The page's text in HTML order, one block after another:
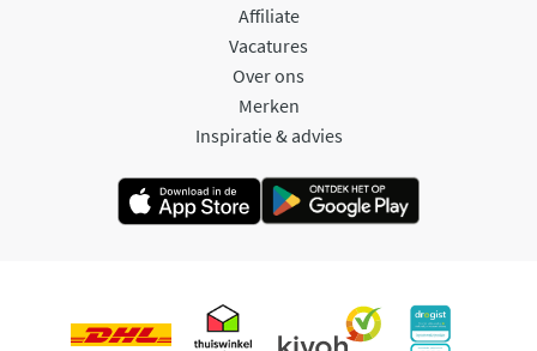
Affiliate
Vacatures
Over ons
Merken
Inspiratie & advies